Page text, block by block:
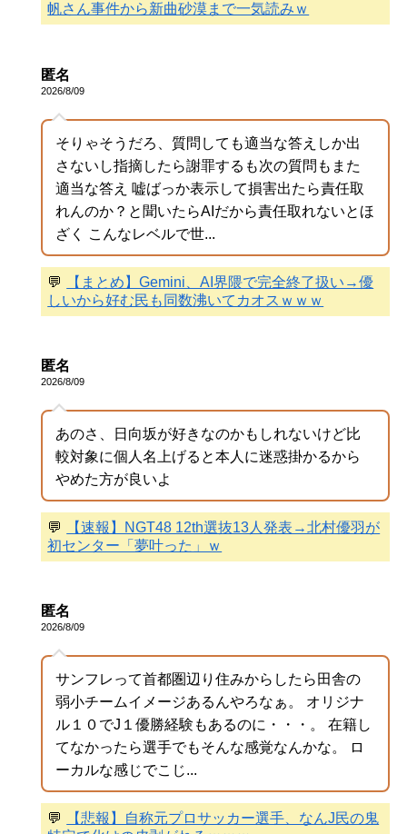
帆さん事件から新曲砂漠まで一気読みｗ
匿名
2026/8/09
そりゃそうだろ、質問しても適当な答えしか出
さないし指摘したら謝罪するも次の質問もまた
適当な答え 嘘ばっか表示して損害出たら責任取
れんのか？と聞いたらAIだから責任取れないとほ
ざく こんなレベルで世...
💬
【まとめ】Gemini、AI界隈で完全終了扱い→優
しいから好む民も同数沸いてカオスｗｗｗ
匿名
2026/8/09
あのさ、日向坂が好きなのかもしれないけど比
較対象に個人名上げると本人に迷惑掛かるから
やめた方が良いよ
💬
【速報】NGT48 12th選抜13人発表→北村優羽が
初センター「夢叶った」ｗ
匿名
2026/8/09
サンフレって首都圏辺り住みからしたら田舎の
弱小チームイメージあるんやろなぁ。 オリジナ
ル１０でJ１優勝経験もあるのに・・・。 在籍し
てなかったら選手でもそんな感覚なんかな。 ロ
ーカルな感じでこじ...
💬
【悲報】自称元プロサッカー選手、なんJ民の鬼